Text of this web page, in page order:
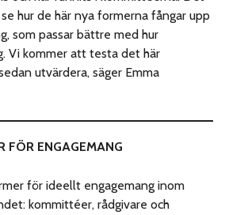
hur de här nya formerna fångar upp
som passar bättre med hur
Vi kommer att testa det här
utvärdera, säger Emma
FÖR ENGAGEMANG
för ideellt engagemang inom
kommittéer, rådgivare och